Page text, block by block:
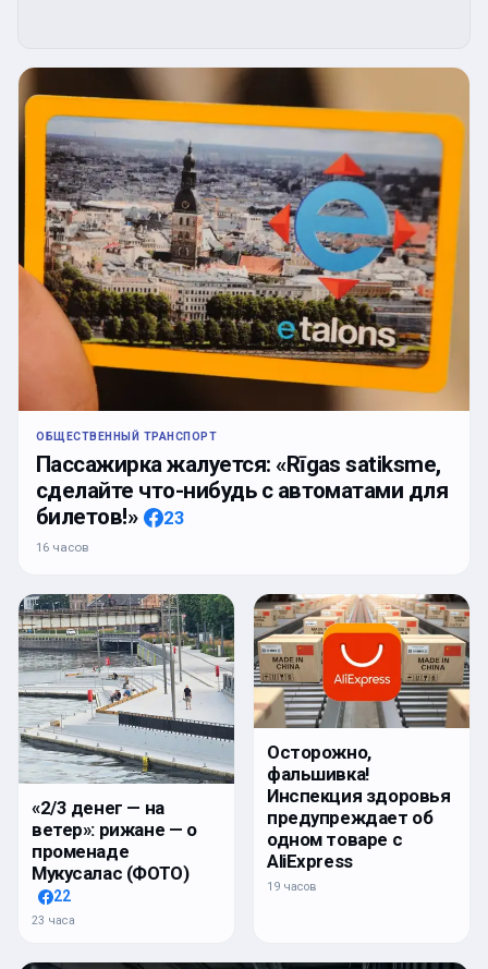
ОБЩЕСТВЕННЫЙ ТРАНСПОРТ
Пассажирка жалуется: «Rīgas satiksme,
сделайте что-нибудь с автоматами для
билетов!»
23
16 часов
«2/3 денег — на
ветер»: рижане — о
променаде
Мукусалас (ФОТО)
22
23 часа
Осторожно,
фальшивка!
Инспекция здоровья
предупреждает об
одном товаре с
AliExpress
19 часов